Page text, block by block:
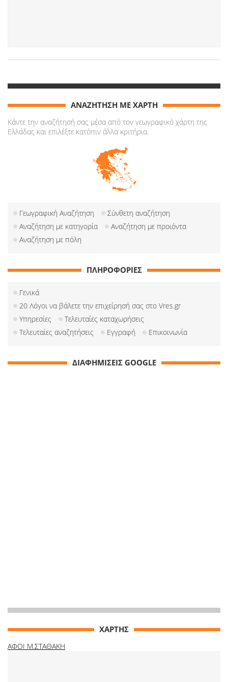
ΑΝΑΖΗΤΗΣΗ ΜΕ ΧΑΡΤΗ
Κάντε την αναζήτησή σας μέσα από τον γεωγραφικό χάρτη της
Ελλάδας και επιλέξτε κατόπιν άλλα κριτήρια.
Γεωγραφική Αναζήτηση
Σύνθετη αναζήτηση
Αναζήτηση με κατηγορία
Αναζήτηση με προιόντα
Αναζήτηση με πόλη
ΠΛΗΡΟΦΟΡΙΕΣ
Γενικά
20 Λόγοι να βάλετε την επιχείρησή σας στο Vres.gr
Υπηρεσίες
Τελευταίες καταχωρήσεις
Τελευταίες αναζητήσεις
Εγγραφή Επικοινωνία
ΔΙΑΦΗΜΙΣΕΙΣ GOOGLE
ΧΑΡΤΗΣ
ΑΦΟΙ Μ.ΣΤΑΘΑΚΗ